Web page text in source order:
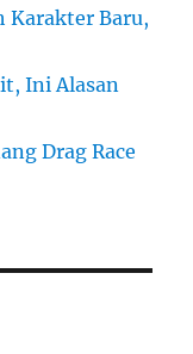
Karakter Baru,
Ini Alasan
Drag Race